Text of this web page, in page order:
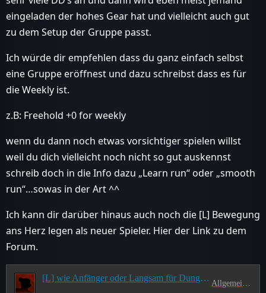
eingeladen der hohes Gear hat und vielleicht auch gut
zu dem Setup der Gruppe passt.
Ich würde dir empfehlen dass du ganz einfach selbst
eine Gruppe eröffnest und dazu schreibst dass es für
die Weekly ist.
z.B: Freehold +0 for weekly
wenn du dann noch etwas vorsichtiger spielen willst
weil du dich vielleicht noch nicht so gut auskennst
schreib doch in die Info dazu „Learn run“ oder „smooth
run“…sowas in der Art ^^
Ich kann dir darüber hinaus auch noch die [L] Bewegung
ans Herz legen als neuer Spieler. Hier der Link zu dem
Forum.
[L] wie Anfänger oder Langsam für Dungeons